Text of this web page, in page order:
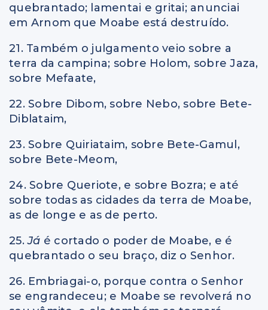
quebrantado; lamentai e gritai; anunciai
em Arnom que Moabe está destruído.
21. Também o julgamento veio sobre a
terra da campina; sobre Holom, sobre Jaza,
sobre Mefaate,
22. Sobre Dibom, sobre Nebo, sobre Bete-
Diblataim,
23. Sobre Quiriataim, sobre Bete-Gamul,
sobre Bete-Meom,
24. Sobre Queriote, e sobre Bozra; e até
sobre todas as cidades da terra de Moabe,
as de longe e as de perto.
25.Já é cortado o poder de Moabe, e é
quebrantado o seu braço, diz o Senhor.
26. Embriagai-o, porque contra o Senhor
se engrandeceu; e Moabe se revolverá no